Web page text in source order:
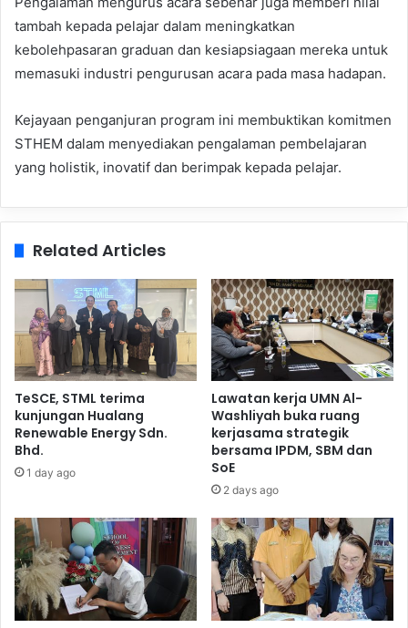
tambah kepada pelajar dalam meningkatkan
kebolehpasaran graduan dan kesiapsiagaan mereka untuk
memasuki industri pengurusan acara pada masa hadapan.
Kejayaan penganjuran program ini membuktikan komitmen
STHEM dalam menyediakan pengalaman pembelajaran
yang holistik, inovatif dan berimpak kepada pelajar.
Related Articles
TeSCE, STML terima
kunjungan Hualang
Renewable Energy Sdn.
Bhd.
1 day ago
Lawatan kerja UMN Al-
Washliyah buka ruang
kerjasama strategik
bersama IPDM, SBM dan
SoE
2 days ago